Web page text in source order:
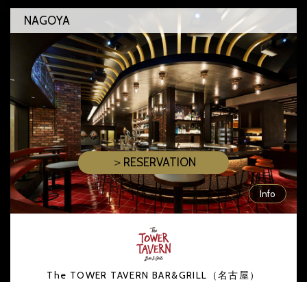
NAGOYA
＞RESERVATION
Info
The TOWER TAVERN BAR&GRILL（名古屋）